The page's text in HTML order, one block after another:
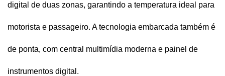
digital de duas zonas, garantindo a temperatura ideal para
motorista e passageiro. A tecnologia embarcada também é
de ponta, com central multimídia moderna e painel de
instrumentos digital.